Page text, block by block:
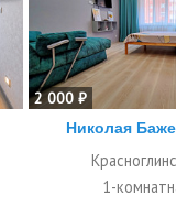
2 000 ₽
Николая
1-